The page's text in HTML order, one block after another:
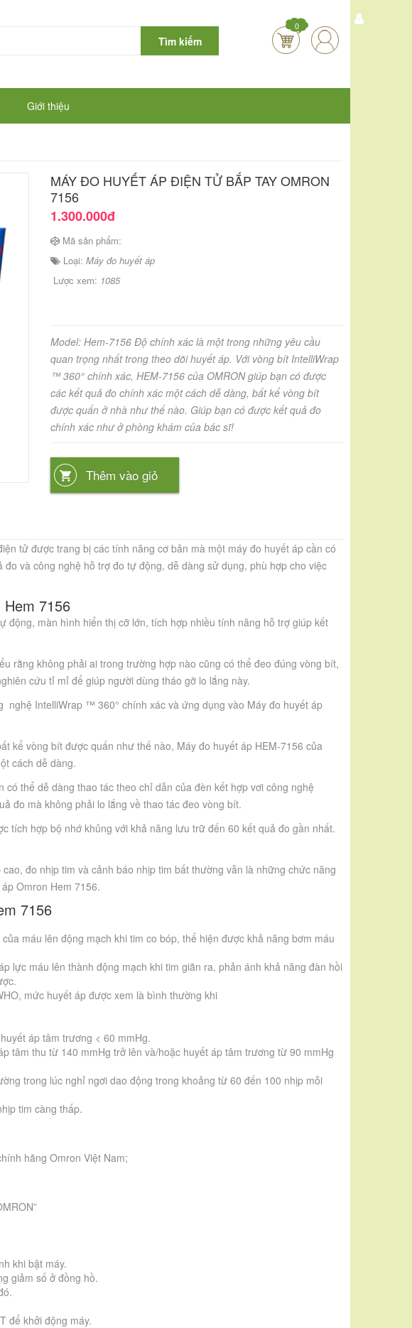
Tìm kiếm
0
Giới thiệu
MÁY ĐO HUYẾT ÁP ĐIỆN TỬ BẮP TAY OMRON
7156
1.300.000đ
Mã sản phẩm:
Loại: Máy đo huyết áp
Lược xem: 1085
Model: Hem-7156 Độ chính xác là một trong những yêu cầu
quan trọng nhất trong theo dõi huyết áp. Với vòng bít IntelliWrap
™ 360° chính xác, HEM-7156 của OMRON giúp bạn có được
các kết quả đo chính xác một cách dễ dàng, bất kể vòng bít
được quấn ở nhà như thế nào. Giúp bạn có được kết quả đo
chính xác như ở phòng khám của bác sĩ!
Thêm vào giỏ
tử được trang bị các tính năng cơ bản mà một máy đo huyết áp cần có
và công nghệ hỗ trợ đo tự động, dễ dàng sử dụng, phù hợp cho việc
7156
động, màn hình hiển thị cỡ lớn, tích hợp nhiều tính năng hỗ trợ giúp kết
rằng không phải ai trong trường hợp nào cũng có thể đeo đúng vòng bít,
cứu tỉ mỉ để giúp người dùng tháo gỡ lo lắng này.
IntelliWrap ™ 360° chính xác và ứng dụng vào Máy đo huyết áp
kể vòng bít được quấn như thế nào, Máy đo huyết áp HEM-7156 của
cách dễ dàng.
thể dễ dàng thao tác theo chỉ dẫn của đèn kết hợp vơi công nghệ
đo mà không phải lo lắng về thao tác đeo vòng bít.
tích hợp bộ nhớ khủng với khả năng lưu trữ đến 60 kết quả đo gần nhất.
đo nhịp tim và cảnh báo nhịp tim bất thường vẫn là những chức năng
Omron Hem 7156.
7156
máu lên động mạch khi tim co bóp, thể hiện được khả năng bơm máu
lực máu lên thành động mạch khi tim giãn ra, phản ánh khả năng đàn hồi
mức huyết áp được xem là bình thường khi
áp tâm trương < 60 mmHg.
tâm thu từ 140 mmHg trở lên và/hoặc huyết áp tâm trương từ 90 mmHg
trong lúc nghỉ ngơi dao động trong khoảng từ 60 đến 100 nhịp mỗi
tim càng thấp.
hãng Omron Việt Nam;
khi bật máy.
giảm số ở đồng hồ.
để khởi động máy.